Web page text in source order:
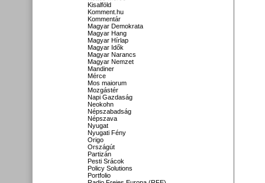
Kisalföld
Komment.hu
Kommentár
Magyar Demokrata
Magyar Hang
Magyar Hírlap
Magyar Idők
Magyar Narancs
Magyar Nemzet
Mandiner
Mérce
Mos maiorum
Mozgástér
Napi Gazdaság
Neokohn
Népszabadság
Népszava
Nyugat
Nyugati Fény
Origo
Országút
Partizán
Pesti Srácok
Policy Solutions
Portfolio